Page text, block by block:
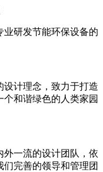
研发节能环保设备的
计理念，致力于打造
和谐绿色的人类家园
一流的设计团队，依
完善的领导和管理团